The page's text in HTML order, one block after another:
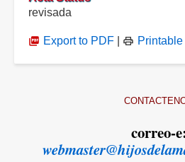
revisada
Export to PDF
correo-